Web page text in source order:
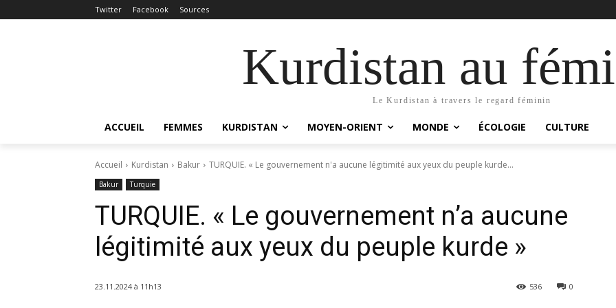
Twitter Facebook Sources
Kurdistan au
Le Kurdistan à travers le regard féminin
ACCUEIL FEMMES KURDISTAN MOYEN-ORIENT MONDE ÉCOLOGIE CULTURE
Accueil Kurdistan Bakur TURQUIE. « Le gouvernement n'a aucune légitimité aux yeux du peuple kurde...
Bakur Turquie
TURQUIE. « Le gouvernement n’a aucune
légitimité aux yeux du peuple kurde »
23.11.2024 à 11h13 0
536